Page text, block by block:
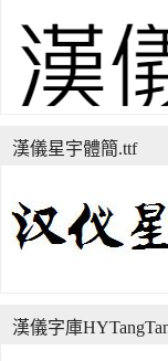
漢儀星宇體簡.ttf
漢儀字庫